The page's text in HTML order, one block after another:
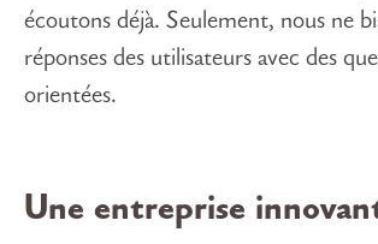
écoutons déjà. Seulement, nous ne
réponses des utilisateurs avec des
orientées.
Une entreprise